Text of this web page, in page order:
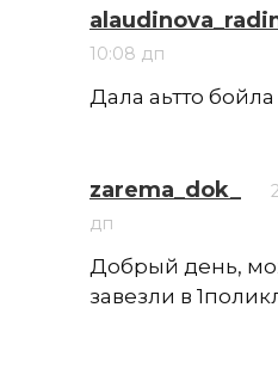
10:08 дп
Дала аьтто бойла
zarema_dok_
дп
Добрый день,
завезли в